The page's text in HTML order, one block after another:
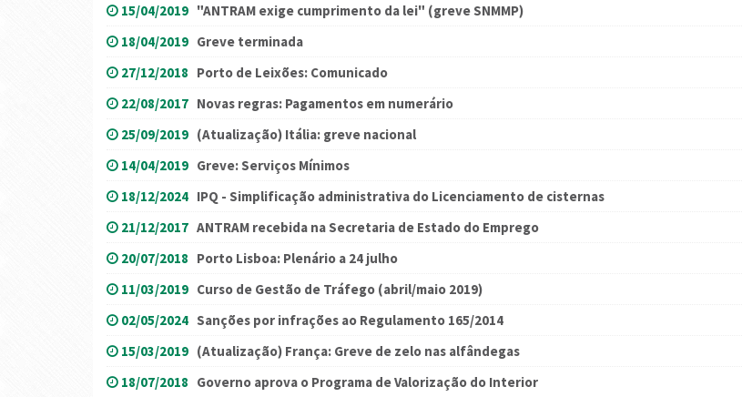
15/04/2019 "ANTRAM exige cumprimento da lei" (greve SNMMP)
18/04/2019 Greve terminada
27/12/2018 Porto de Leixões: Comunicado
22/08/2017 Novas regras: Pagamentos em numerário
25/09/2019 (Atualização) Itália: greve nacional
14/04/2019 Greve: Serviços Mínimos
18/12/2024 IPQ - Simplificação administrativa do Licenciamento de cisternas
21/12/2017 ANTRAM recebida na Secretaria de Estado do Emprego
20/07/2018 Porto Lisboa: Plenário a 24 julho
11/03/2019 Curso de Gestão de Tráfego (abril/maio 2019)
02/05/2024 Sanções por infrações ao Regulamento 165/2014
15/03/2019 (Atualização) França: Greve de zelo nas alfândegas
18/07/2018 Governo aprova o Programa de Valorização do Interior